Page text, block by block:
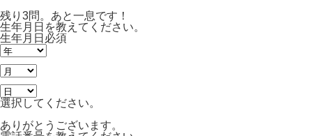
残り3問。あと一息です！
生年月日を教えてください。
生年月日 必須
選択してください。
ありがとうございます。